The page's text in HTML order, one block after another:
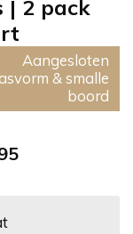
| 2 pack
Aangesloten
& smalle
boord